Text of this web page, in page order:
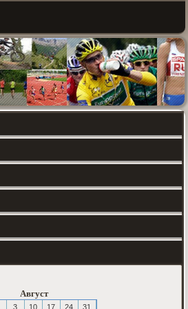
Август
3 10 17 24 31